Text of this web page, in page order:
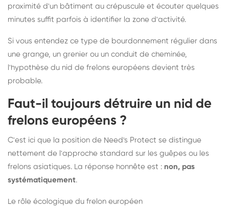
proximité d'un bâtiment au crépuscule et écouter quelques
minutes suffit parfois à identifier la zone d'activité.
Si vous entendez ce type de bourdonnement régulier dans
une grange, un grenier ou un conduit de cheminée,
l'hypothèse du nid de frelons européens devient très
probable.
Faut-il toujours détruire un nid de
frelons européens ?
C'est ici que la position de Need's Protect se distingue
nettement de l'approche standard sur les guêpes ou les
frelons asiatiques. La réponse honnête est : non, pas
systématiquement.
Le rôle écologique du frelon européen